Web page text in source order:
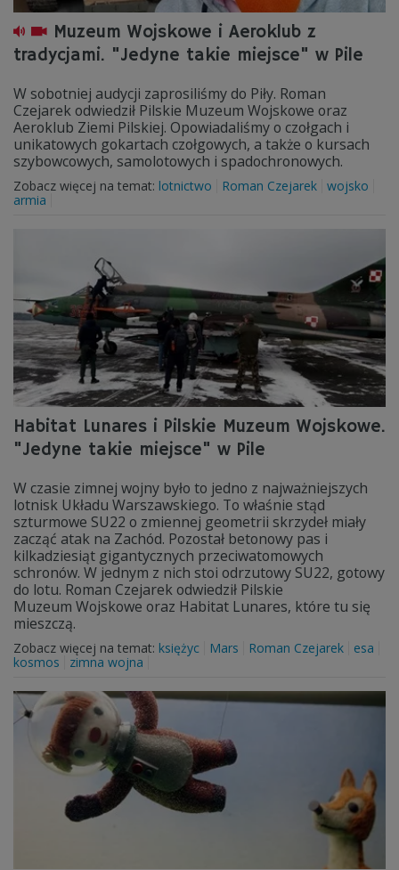
Muzeum Wojskowe i Aeroklub z
tradycjami. "Jedyne takie miejsce" w Pile
W sobotniej audycji zaprosiliśmy do Piły. Roman
Czejarek odwiedził Pilskie Muzeum Wojskowe oraz
Aeroklub Ziemi Pilskiej. Opowiadaliśmy o czołgach i
unikatowych gokartach czołgowych, a także o kursach
szybowcowych, samolotowych i spadochronowych.
Zobacz więcej na temat: lotnictwo Roman Czejarek wojsko
armia
Habitat Lunares i Pilskie Muzeum Wojskowe.
"Jedyne takie miejsce" w Pile
W czasie zimnej wojny było to jedno z najważniejszych
lotnisk Układu Warszawskiego. To właśnie stąd
szturmowe SU22 o zmiennej geometrii skrzydeł miały
zacząć atak na Zachód. Pozostał betonowy pas i
kilkadziesiąt gigantycznych przeciwatomowych
schronów. W jednym z nich stoi odrzutowy SU22, gotowy
do lotu. Roman Czejarek odwiedził Pilskie
Muzeum Wojskowe oraz Habitat Lunares, które tu się
mieszczą.
Zobacz więcej na temat: księżyc Mars Roman Czejarek
esa
kosmos
zimna wojna